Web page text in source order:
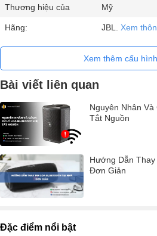
Thương hiệu của Mỹ
Hãng: JBL. Xem
Xem thêm cấu
Bài viết liên quan
Nguyên Nhân
Tắt Nguồn
Hướng Dẫn
Đơn Giản
Đặc điểm nổi bật